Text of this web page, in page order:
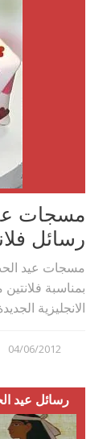
رسائل
بمناسبة
الانجليزية
04/06/2012
رسائل عيد